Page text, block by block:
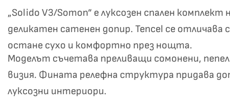
„Solido V3/Somon“ е луксозен спален
деликатен сатенен допир. Tencel се
остане сухо и комфортно през нощта.
Моделът съчетава преливащи сомонени,
визия. Фината релефна структура придава
луксозни интериори.